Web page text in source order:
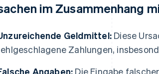
im Zusammenhang
Geldmittel: Diese
Zahlungen,
Angaben: Die Eingabe